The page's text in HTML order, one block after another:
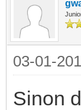
03-01-
Sinon